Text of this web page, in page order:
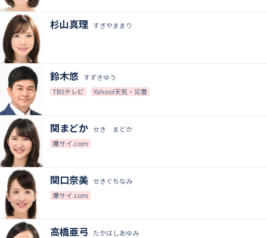
すぎやままり
杉山真理
すずきゆう
鈴木悠
TBSテレビ Yahoo!天気・災害
せき まどか
関まどか
爆サイ.com
せきぐちなみ
関口奈美
爆サイ.com
たかはしあゆみ
高橋亜弓